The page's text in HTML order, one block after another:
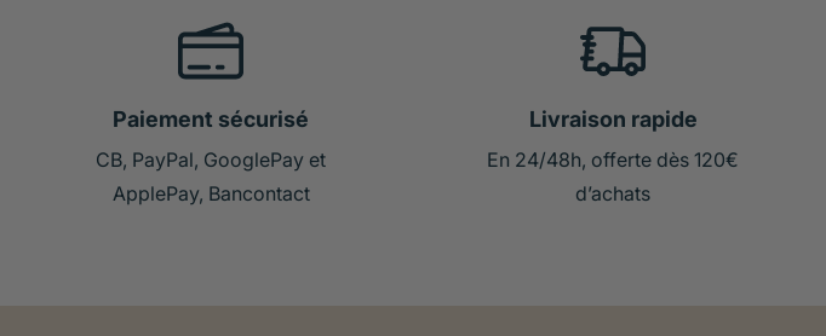
Paiement sécurisé
CB, PayPal, GooglePay et
ApplePay, Bancontact
Livraison rapide
En 24/48h, offerte dès 120€
d’achats